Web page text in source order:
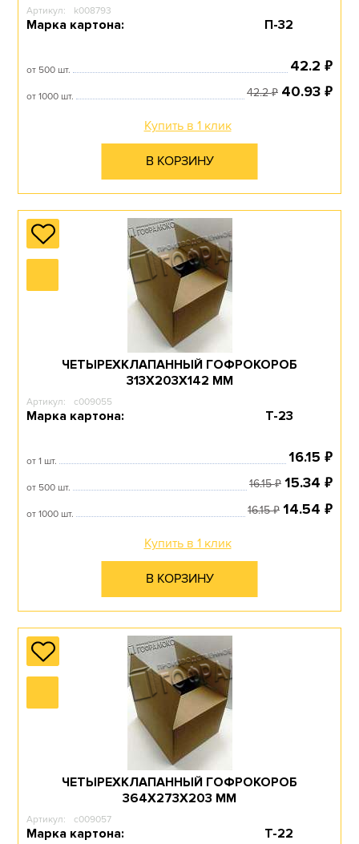
Артикул: k008793
Марка картона: П-32
от 500 шт. 42.2 ₽
от 1000 шт. 42.2₽ 40.93 ₽
Купить в 1 клик
В КОРЗИНУ
ЧЕТЫРЕХКЛАПАННЫЙ ГОФРОКОРОБ
313Х203Х142 ММ
Артикул: c009055
Марка картона: Т-23
от 1 шт. 16.15 ₽
от 500 шт. 16.15₽ 15.34 ₽
от 1000 шт. 16.15₽ 14.54 ₽
Купить в 1 клик
В КОРЗИНУ
ЧЕТЫРЕХКЛАПАННЫЙ ГОФРОКОРОБ
364Х273Х203 ММ
Артикул: c009057
Марка картона: Т-22